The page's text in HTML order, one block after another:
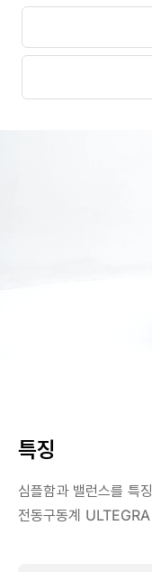
특징
심플함과 밸런스를 특
전동구동계